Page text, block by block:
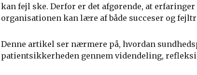
kan fejl ske. Derfor er det afgørende, at
organisationen kan lære af både succeser og
Denne artikel ser nærmere på, hvordan
patientsikkerheden gennem videndeling,